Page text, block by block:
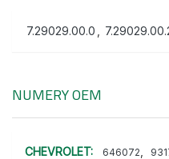
7.29029.00.0
NUMERY OEM
CHEVROLET: 646072